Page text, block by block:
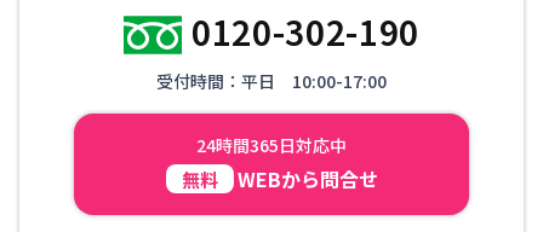
0120-302-190
受付時間：平日 10:00-17:00
24時間365日対応中
無料 WEBから問合せ